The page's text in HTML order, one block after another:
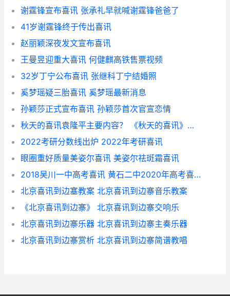
谢霆锋宣布喜讯 张承礼早就喊谢霆锋爸爸了
41岁谢霆锋终于传出喜讯
赵丽颖深夜发文宣布喜讯
王曼昱迎重大喜讯 何健麒高铁售票视频
32岁丁宁公布喜讯 张继科丁宁结婚照
奚梦瑶疑三胎喜讯 奚梦瑶最新消息
孙颖莎正式宣布喜讯 孙颖莎首次官宣恋情
秋天的喜讯袁隆平主要内容？ 《秋天的喜讯》纪红建
2022考研分数线出炉 2022年考研喜讯
眼圈重好质量美姿尔喜讯 美姿尔祛斑霜喜讯
2018吴川一中高考喜讯 黄石二中2020年高考喜报
北京喜讯到边塞教案 北京喜讯到边寨音乐教案
《北京喜讯到边寨》 北京喜讯到边寨交响乐
北京喜讯到边寨乐器 北京喜讯到边寨主奏乐器
北京喜讯到边寨赏析 北京喜讯到边寨简谱教唱